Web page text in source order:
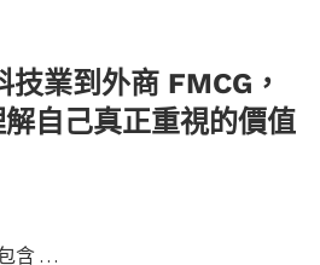
業到外商 FMCG，
自己真正重視的價值
含 …